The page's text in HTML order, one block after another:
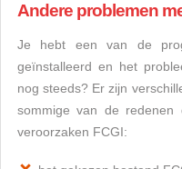
Andere problemen
Je hebt een van de
geïnstalleerd en het
nog steeds? Er zijn
sommige van de redenen
veroorzaken FCGI: